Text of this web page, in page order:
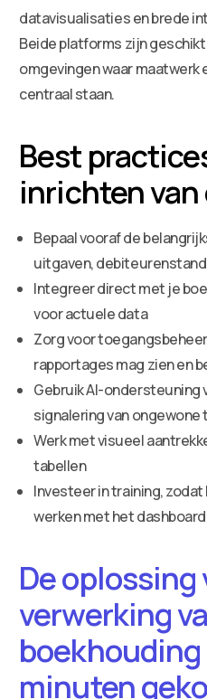
datavisualisaties en brede
Beide platforms zijn
omgevingen waar maatwerk
centraal staan.
Best
inrichten
Bepaal vooraf de
uitgaven,
Integreer direct met je
voor actuele data
Zorg voor
rapportages mag zien en
Gebruik AI-ondersteuning
signalering van
Werk met visueel
tabellen
Investeer in training,
werken met het dashboard
De oplossing
verwerking
boekhouding
minuten